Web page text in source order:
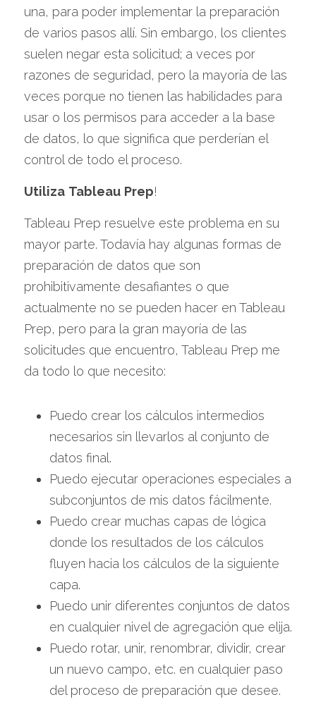
una, para poder implementar la preparación
de varios pasos allí. Sin embargo, los clientes
suelen negar esta solicitud; a veces por
razones de seguridad, pero la mayoría de las
veces porque no tienen las habilidades para
usar o los permisos para acceder a la base
de datos, lo que significa que perderían el
control de todo el proceso.
Utiliza Tableau Prep!
Tableau Prep resuelve este problema en su
mayor parte. Todavía hay algunas formas de
preparación de datos que son
prohibitivamente desafiantes o que
actualmente no se pueden hacer en Tableau
Prep, pero para la gran mayoría de las
solicitudes que encuentro, Tableau Prep me
da todo lo que necesito:
Puedo crear los cálculos intermedios
necesarios sin llevarlos al conjunto de
datos final.
Puedo ejecutar operaciones especiales a
subconjuntos de mis datos fácilmente.
Puedo crear muchas capas de lógica
donde los resultados de los cálculos
fluyen hacia los cálculos de la siguiente
capa.
Puedo unir diferentes conjuntos de datos
en cualquier nivel de agregación que elija.
Puedo rotar, unir, renombrar, dividir, crear
un nuevo campo, etc. en cualquier paso
del proceso de preparación que desee.